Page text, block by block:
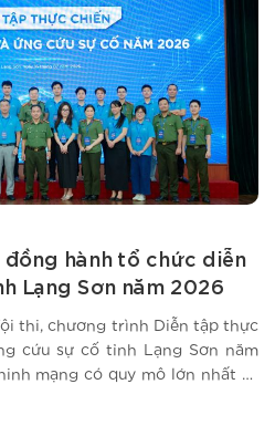
đồng hành tổ chức diễn
Lạng Sơn năm 2026
thi, chương trình Diễn tập thực
cứu sự cố tỉnh Lạng Sơn năm
mạng có quy mô lớn nhất từ